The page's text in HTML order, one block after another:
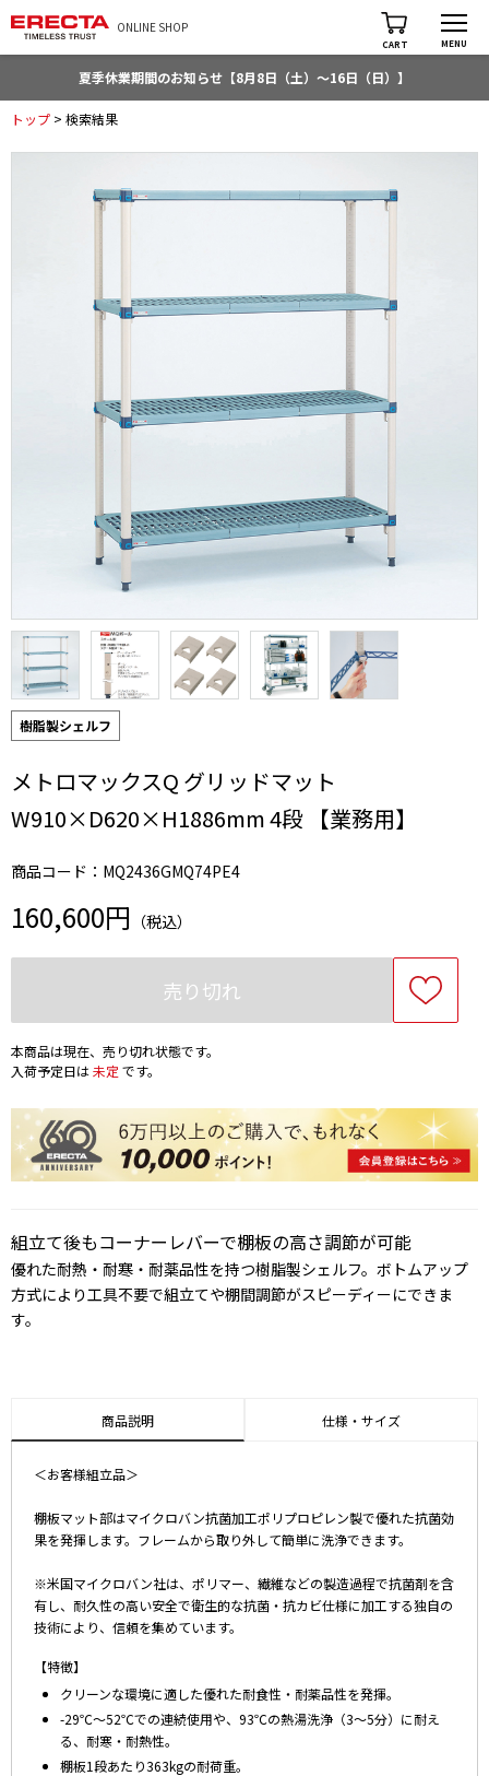
ONLINE SHOP
CART MENU
夏季休業期間のお知らせ【8月8日（土）～16日（日）】
トップ > 検索結果
樹脂製シェルフ
メトロマックスQ グリッドマット
W910×D620×H1886mm 4段 【業務用】
商品コード：MQ2436GMQ74PE4
160,600円 （税込）
売り切れ
本商品は現在、売り切れ状態です。
入荷予定日は未定 です。
組立て後もコーナーレバーで棚板の高さ調節が可能
優れた耐熱・耐寒・耐薬品性を持つ樹脂製シェルフ。ボトムアップ
方式により工具不要で組立てや棚間調節がスピーディーにできま
す。
商品説明 仕様・サイズ
＜お客様組立品＞
棚板マット部はマイクロバン抗菌加工ポリプロピレン製で優れた抗菌効
果を発揮します。フレームから取り外して簡単に洗浄できます。
※米国マイクロバン社は、ポリマー、繊維などの製造過程で抗菌剤を含
有し、耐久性の高い安全で衛生的な抗菌・抗カビ仕様に加工する独自の
技術により、信頼を集めています。
【特徴】
クリーンな環境に適した優れた耐食性・耐薬品性を発揮。
-29℃～52℃での連続使用や、93℃の熱湯洗浄（3～5分）に耐え
る、耐寒・耐熱性。
棚板1段あたり363kgの耐荷重。